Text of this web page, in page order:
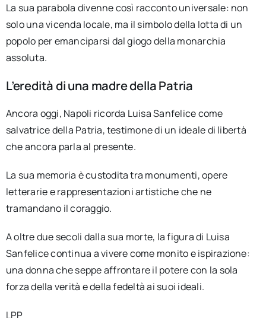
La sua parabola divenne così racconto universale: non
solo una vicenda locale, ma il simbolo della lotta di un
popolo per emanciparsi dal giogo della monarchia
assoluta.
L’eredità di una madre della Patria
Ancora oggi, Napoli ricorda Luisa Sanfelice come
salvatrice della Patria, testimone di un ideale di libertà
che ancora parla al presente.
La sua memoria è custodita tra monumenti, opere
letterarie e rappresentazioni artistiche che ne
tramandano il coraggio.
A oltre due secoli dalla sua morte, la figura di Luisa
Sanfelice continua a vivere come monito e ispirazione:
una donna che seppe affrontare il potere con la sola
forza della verità e della fedeltà ai suoi ideali.
LPP